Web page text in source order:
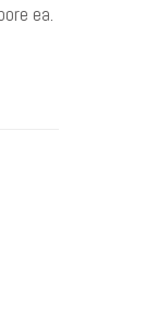
ea.